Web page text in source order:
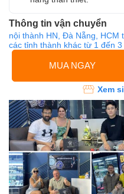
Thông tin vận chuyển
nội thành HN, Đà Nẵng, HCM
các tỉnh thành khác từ 1 đến 3
MUA NGAY
Xem